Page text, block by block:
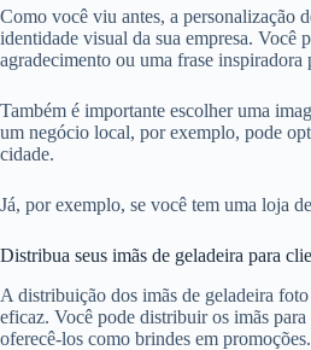
Como você viu antes, a personalização
identidade visual da sua empresa. Você
agradecimento ou uma frase inspiradora
Também é importante escolher uma
um negócio local, por exemplo, pode
cidade.
Já, por exemplo, se você tem uma loja
Distribua seus imãs de geladeira para
A distribuição dos imãs de geladeira
eficaz. Você pode distribuir os imãs
oferecê-los como brindes em promoções.